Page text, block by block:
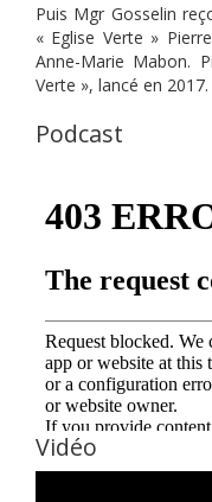
Puis Mgr Gosselin
« Eglise Verte »
Anne-Marie Mabon.
Verte », lancé en 2017.
Podcast
Vidéo